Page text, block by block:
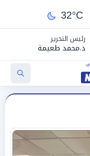
32°C
رئيس التحرير
د.محمد طعيمة